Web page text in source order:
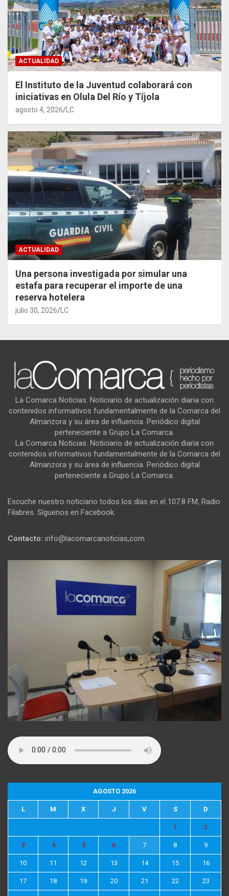
ACTUALIDAD
El Instituto de la Juventud colaborará con
iniciativas en Olula Del Río y Tíjola
agosto 4, 2026 LC
ACTUALIDAD
Una persona investigada por simular una
estafa para recuperar el importe de una
reserva hotelera
julio 30, 2026 LC
La Comarca Noticias. Noticiario de actualización diaria con
contenidos informativos fundamentalmente de la Comarca del
Almanzora y su área de influencia. Periódico digital
perteneciente a Grupo La Comarca.
La Comarca Noticias. Noticiario de actualización diaria con
contenidos informativos fundamentalmente de la Comarca del
Almanzora y su área de influencia. Periódico digital
perteneciente a Grupo La Comarca.
Escuche nuestro noticiario todos los días en el 107.8 FM, Radio
Filabres. Síguenos en Facebook.
Contacto: info@lacomarcanoticias,com
AGOSTO 2026
L M X J V S D
1 2
3 4 5 6 7 8 9
10 11 12 13 14 15 16
17 18 19 20 21 22 23